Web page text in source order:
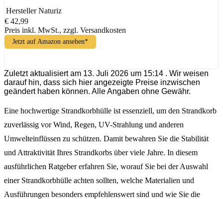
Hersteller Naturiz
€ 42,99
Preis inkl. MwSt., zzgl. Versandkosten
Jetzt auf Amazon ansehen*
Zuletzt aktualisiert am 13. Juli 2026 um 15:14 . Wir weisen
darauf hin, dass sich hier angezeigte Preise inzwischen
geändert haben können. Alle Angaben ohne Gewähr.
Eine hochwertige Strandkorbhülle ist essenziell, um den Strandkorb
zuverlässig vor Wind, Regen, UV-Strahlung und anderen
Umwelteinflüssen zu schützen. Damit bewahren Sie die Stabilität
und Attraktivität Ihres Strandkorbs über viele Jahre. In diesem
ausführlichen Ratgeber erfahren Sie, worauf Sie bei der Auswahl
einer Strandkorbhülle achten sollten, welche Materialien und
Ausführungen besonders empfehlenswert sind und wie Sie die